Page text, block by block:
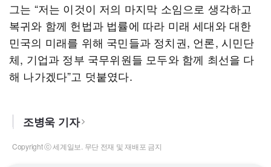
그는 “저는 이것이 저의 마지막 소임으로 생각하고
복귀와 함께 헌법과 법률에 따라 미래 세대와 대한
민국의 미래를 위해 국민들과 정치권, 언론, 시민단
체, 기업과 정부 국무위원들 모두와 함께 최선을 다
해 나가겠다”고 덧붙였다.
조병욱 기자
Copyright ⓒ 세계일보. 무단 전재 및 재배포 금지